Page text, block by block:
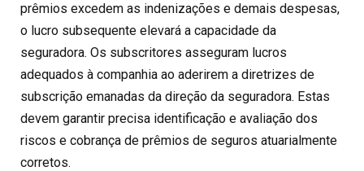
prêmios excedem as indenizações e demais despesas,
o lucro subsequente elevará a capacidade da
seguradora. Os subscritores asseguram lucros
adequados à companhia ao aderirem a diretrizes de
subscrição emanadas da direção da seguradora. Estas
devem garantir precisa identificação e avaliação dos
riscos e cobrança de prêmios de seguros atuarialmente
corretos.